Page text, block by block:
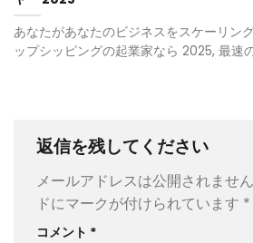
あなたがあなたのビジネスをスケーリン
ップシッピングの起業家なら 2025, 最速
返信を残してください
メールアドレスは公開されませ
ドにマークが付けられています *
コメント *